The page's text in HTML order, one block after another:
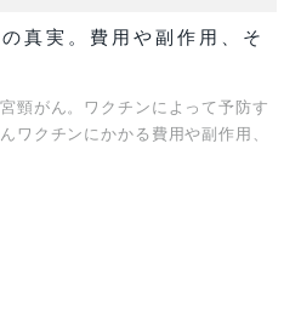
真実。費用や副作用、そ
頸がん。ワクチンによって予防す
ワクチンにかかる費用や副作用、